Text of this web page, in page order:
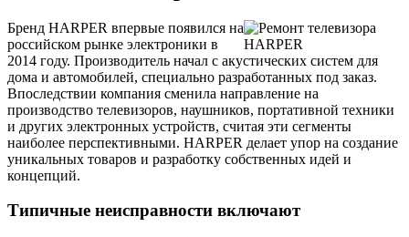
Бренд HARPER впервые появился на
российском рынке электроники в
2014 году. Производитель начал с акустических систем для
дома и автомобилей, специально разработанных под заказ.
Впоследствии компания сменила направление на
производство телевизоров, наушников, портативной техники
и других электронных устройств, считая эти сегменты
наиболее перспективными. HARPER делает упор на создание
уникальных товаров и разработку собственных идей и
концепций.
Типичные неисправности включают